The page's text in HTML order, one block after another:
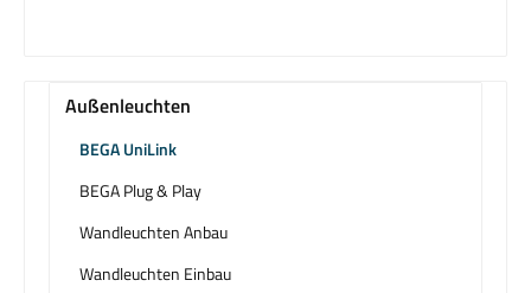
Außenleuchten
BEGA UniLink
BEGA Plug & Play
Wandleuchten Anbau
Wandleuchten Einbau